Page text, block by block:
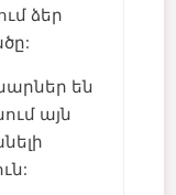
ձեր
են
այն